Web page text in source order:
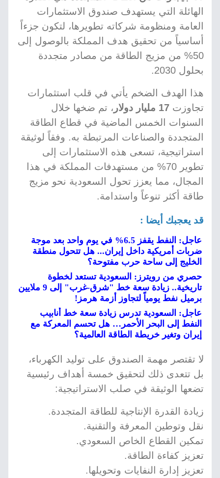
الهائلة التي يستهدف صندوق الاستثمارات
العامة ومنظومة شركاته تطويرها، لتكون جزءاً
أساسياً من تحقيق هدف المملكة بالوصول إلى
50% من مزيج الطاقة من مصادر متجددة
بحلول 2030.
هذا الهدف الضخم يأتي في قلب استثمارات
تجاوزت 17 مليار دولار
، تم ضخها خلال
السنوات الخمس الماضية في قطاع الطاقة
المتجددة والصناعات المرتبطة به. وفقاً لوثيقة
استراتيجية، تسعى هذه الاستثمارات إلى
تطوير 70% من مستهدفات المملكة في هذا
المجال، مما يعزز تحول السعودية نحو مزيج
طاقة أكثر تنوعاً واستدامة.
قد يعجبك أيضا :
عاجل: النفط يقفز 6.5% في يوم واحد بعد موجة
ضربات أمريكية داخل إيران... هل تتحول منطقة
الخليج إلى ساحة حرب مفتوحة؟
حصري من رويترز: السعودية تستعد لخطوة
تاريخية.. زيادة سعة خط "شرق-غرب" إلى 9 ملايين
برميل نفط يومياً لتجاوز أزمة هرمز!
عاجل: السعودية تدرس زيادة سعة خط أنابيب
النفط إلى البحر الأحمر… هل تحسم المعركة مع
إيران وتغير خريطة الطاقة العالمية؟
لا تقتصر مهمة الصندوق على توليد الكهرباء،
بل تتعدى ذلك لتحقيق خمسة أهداف رئيسية
تضعها الوثيقة في صلب الاستراتيجية:
زيادة القدرة الإنتاجية للطاقة المتجددة.
نقل وتوطين المعرفة والتقنية.
تمكين القطاع الخاص السعودي.
تعزيز كفاءة الطاقة.
تعزيز إدارة النفايات وتحويلها.